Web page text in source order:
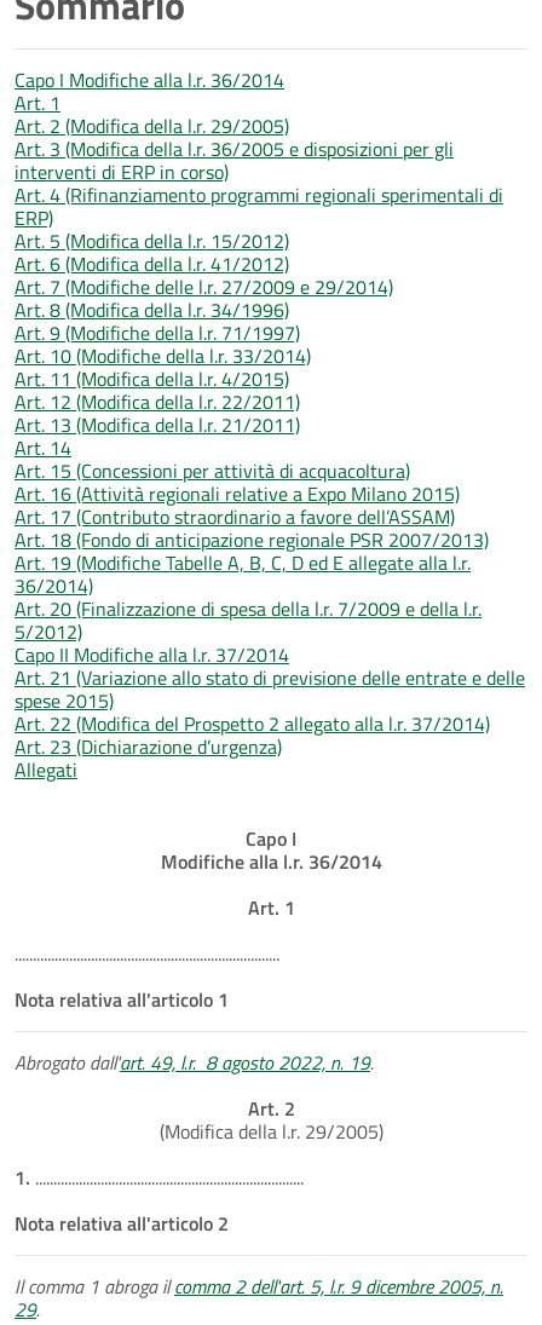
Capo I Modifiche alla l.r. 36/2014
Art. 1
Art. 2 (Modifica della l.r. 29/2005)
Art. 3 (Modifica della l.r. 36/2005 e disposizioni per gli
interventi di ERP in corso)
Art. 4 (Rifinanziamento programmi regionali sperimentali di
ERP)
Art. 5 (Modifica della l.r. 15/2012)
Art. 6 (Modifica della l.r. 41/2012)
Art. 7 (Modifiche delle l.r. 27/2009 e 29/2014)
Art. 8 (Modifica della l.r. 34/1996)
Art. 9 (Modifiche della l.r. 71/1997)
Art. 10 (Modifiche della l.r. 33/2014)
Art. 11 (Modifica della l.r. 4/2015)
Art. 12 (Modifica della l.r. 22/2011)
Art. 13 (Modifica della l.r. 21/2011)
Art. 14
Art. 15 (Concessioni per attività di acquacoltura)
Art. 16 (Attività regionali relative a Expo Milano 2015)
Art. 17 (Contributo straordinario a favore dell’ASSAM)
Art. 18 (Fondo di anticipazione regionale PSR 2007/2013)
Art. 19 (Modifiche Tabelle A, B, C, D ed E allegate alla l.r.
36/2014)
Art. 20 (Finalizzazione di spesa della l.r. 7/2009 e della l.r.
5/2012)
Capo II Modifiche alla l.r. 37/2014
Art. 21 (Variazione allo stato di previsione delle entrate e delle
spese 2015)
Art. 22 (Modifica del Prospetto 2 allegato alla l.r. 37/2014)
Art. 23 (Dichiarazione d’urgenza)
Allegati
Capo I
Modifiche alla l.r. 36/2014
Art. 1
.........................................................................
Nota relativa all'articolo 1
Abrogato dall'art. 49, l.r. 8 agosto 2022, n. 19.
Art. 2
(Modifica della l.r. 29/2005)
1. ..........................................................................
Nota relativa all'articolo 2
Il comma 1 abroga ilcomma 2 dell'art. 5, l.r. 9 dicembre 2005, n.
29.